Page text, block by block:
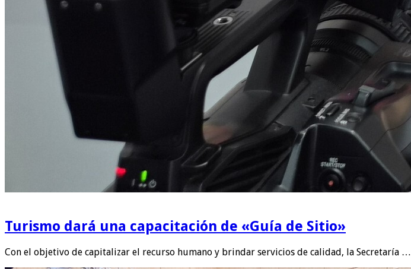
Turismo dará una capacitación de «Guía de Sitio»
Con el objetivo de capitalizar el recurso humano y brindar servicios de calidad, la Secretaría …